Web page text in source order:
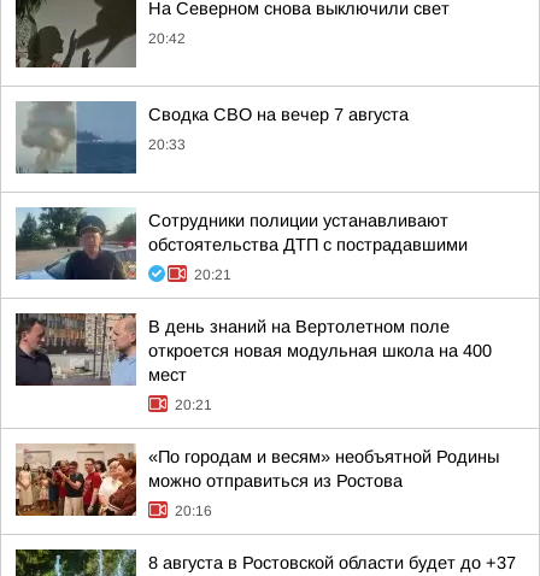
На Северном снова выключили свет
20:42
Сводка СВО на вечер 7 августа
20:33
Сотрудники полиции устанавливают
обстоятельства ДТП с пострадавшими
20:21
В день знаний на Вертолетном поле
откроется новая модульная школа на 400
мест
20:21
«По городам и весям» необъятной Родины
можно отправиться из Ростова
20:16
8 августа в Ростовской области будет до +37